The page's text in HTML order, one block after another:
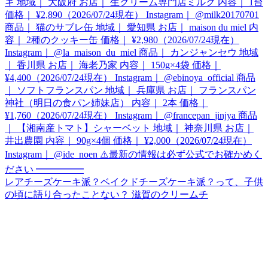
レアチーズケーキ派？ベイクドチーズケーキ派？って、子供
の頃に語り合ったことない？ 滋賀のクリームチ